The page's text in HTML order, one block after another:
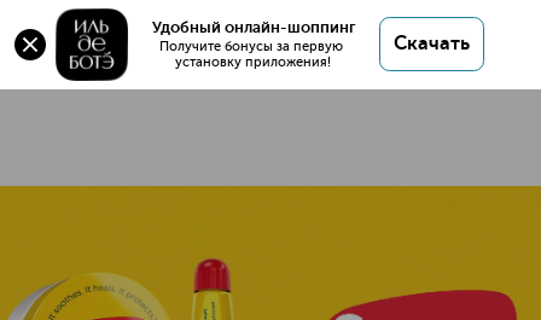
Удобный онлайн-шоппинг
Получите бонусы за первую
установку приложения!
Скачать
6 товаров